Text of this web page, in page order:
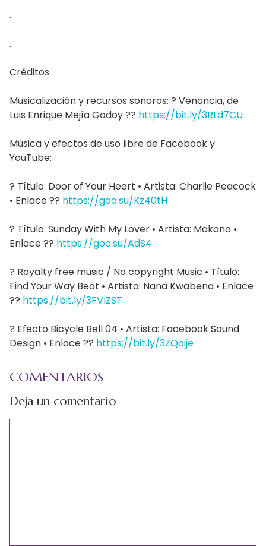
.
.
Créditos
Musicalización y recursos sonoros: ? Venancia, de
Luis Enrique Mejía Godoy ?? https://bit.ly/3RLd7CU
Música y efectos de uso libre de Facebook y
YouTube:
? Título: Door of Your Heart • Artista: Charlie Peacock
• Enlace ?? https://goo.su/Kz40tH
? Título: Sunday With My Lover • Artista: Makana •
Enlace ?? https://goo.su/AdS4
? Royalty free music / No copyright Music • Título:
Find Your Way Beat • Artista: Nana Kwabena • Enlace
?? https://bit.ly/3FVIZST
? Efecto Bicycle Bell 04 • Artista: Facebook Sound
Design • Enlace ?? https://bit.ly/3ZQoije
COMENTARIOS
Deja un comentario